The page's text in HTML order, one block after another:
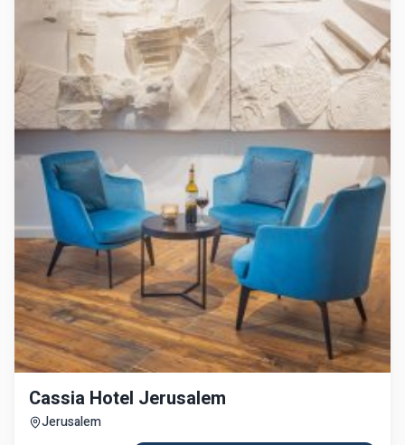
Cassia Hotel Jerusalem
Jerusalem